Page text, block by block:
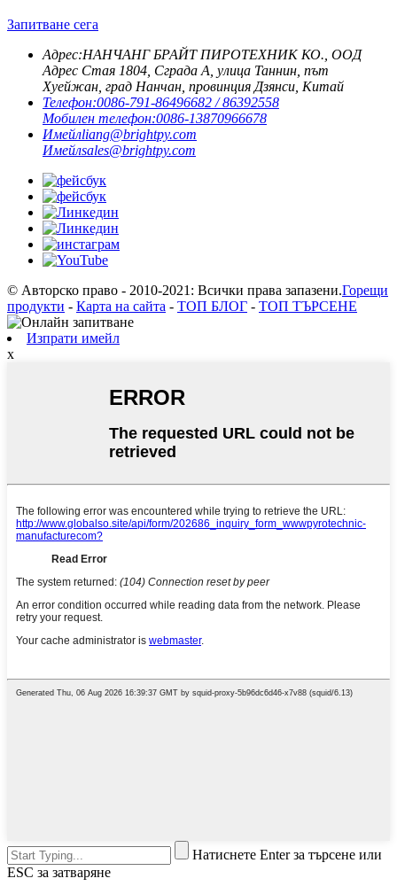
Запитване сега
Адрес:НАНЧАНГ БРАЙТ ПИРОТЕХНИК КО., ООД
Адрес Стая 1804, Сграда A, улица Таннин, път
Хуейжан, град Нанчан, провинция Дзянси, Китай
Телефон:0086-791-86496682 / 86392558
Мобилен телефон:0086-13870966678
Имейлliang@brightpy.com
Имейлsales@brightpy.com
© Авторско право - 2010-2021: Всички права запазени.Горещи
продукти - Карта на сайта - ТОП БЛОГ - ТОП ТЪРСЕНЕ
Изпрати имейл
x
Натиснете Enter за търсене или
ESC за затваряне